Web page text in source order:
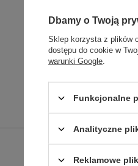
Dbamy o Twoją
Sklep korzysta z plików
dostępu do cookie w
warunki Google
Funkcjonalne
Analityczne
Reklamowe